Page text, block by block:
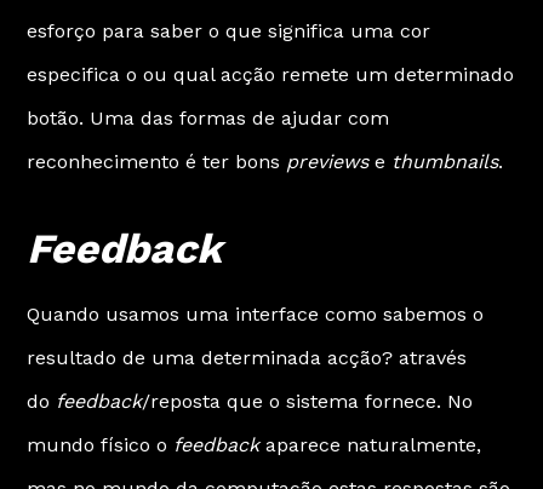
esforço para saber o que significa uma cor
especifica o ou qual acção remete um determinado
botão. Uma das formas de ajudar com
reconhecimento é ter bons previewse thumbnails.
Feedback
Quando usamos uma interface como sabemos o
resultado de uma determinada acção? através
do feedback/reposta que o sistema fornece. No
mundo físico o feedbackaparece naturalmente,